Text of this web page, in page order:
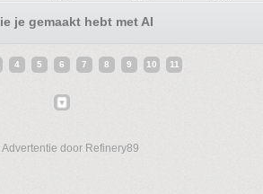
je gemaakt hebt met AI
4 5 6 7 8 9 10 11
door Refinery89